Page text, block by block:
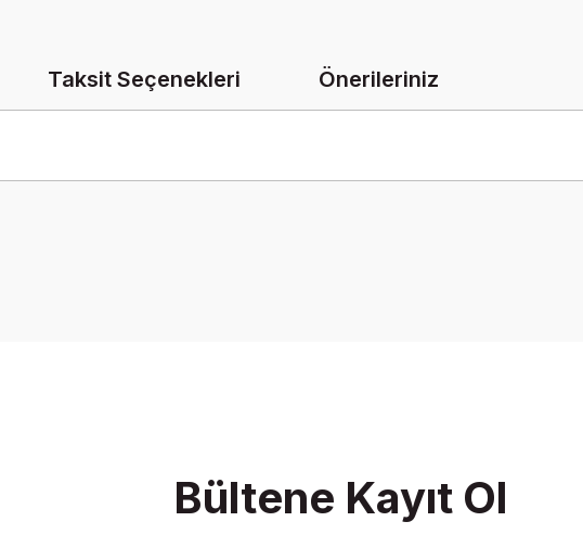
Taksit Seçenekleri Önerileriniz
Bültene Kayıt Ol